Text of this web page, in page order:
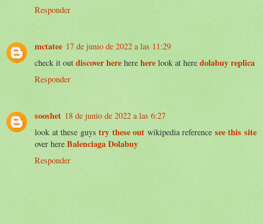
Responder
mctatee 17 de junio de 2022 a las 11:29
check it out discover here here here look at here dolabuy replica
Responder
sooshet 18 de junio de 2022 a las 6:27
look at these guystry these out wikipedia reference see this site
over here Balenciaga Dolabuy
Responder